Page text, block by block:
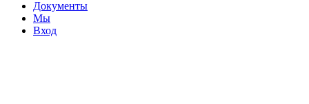
Документы
Мы
Вход